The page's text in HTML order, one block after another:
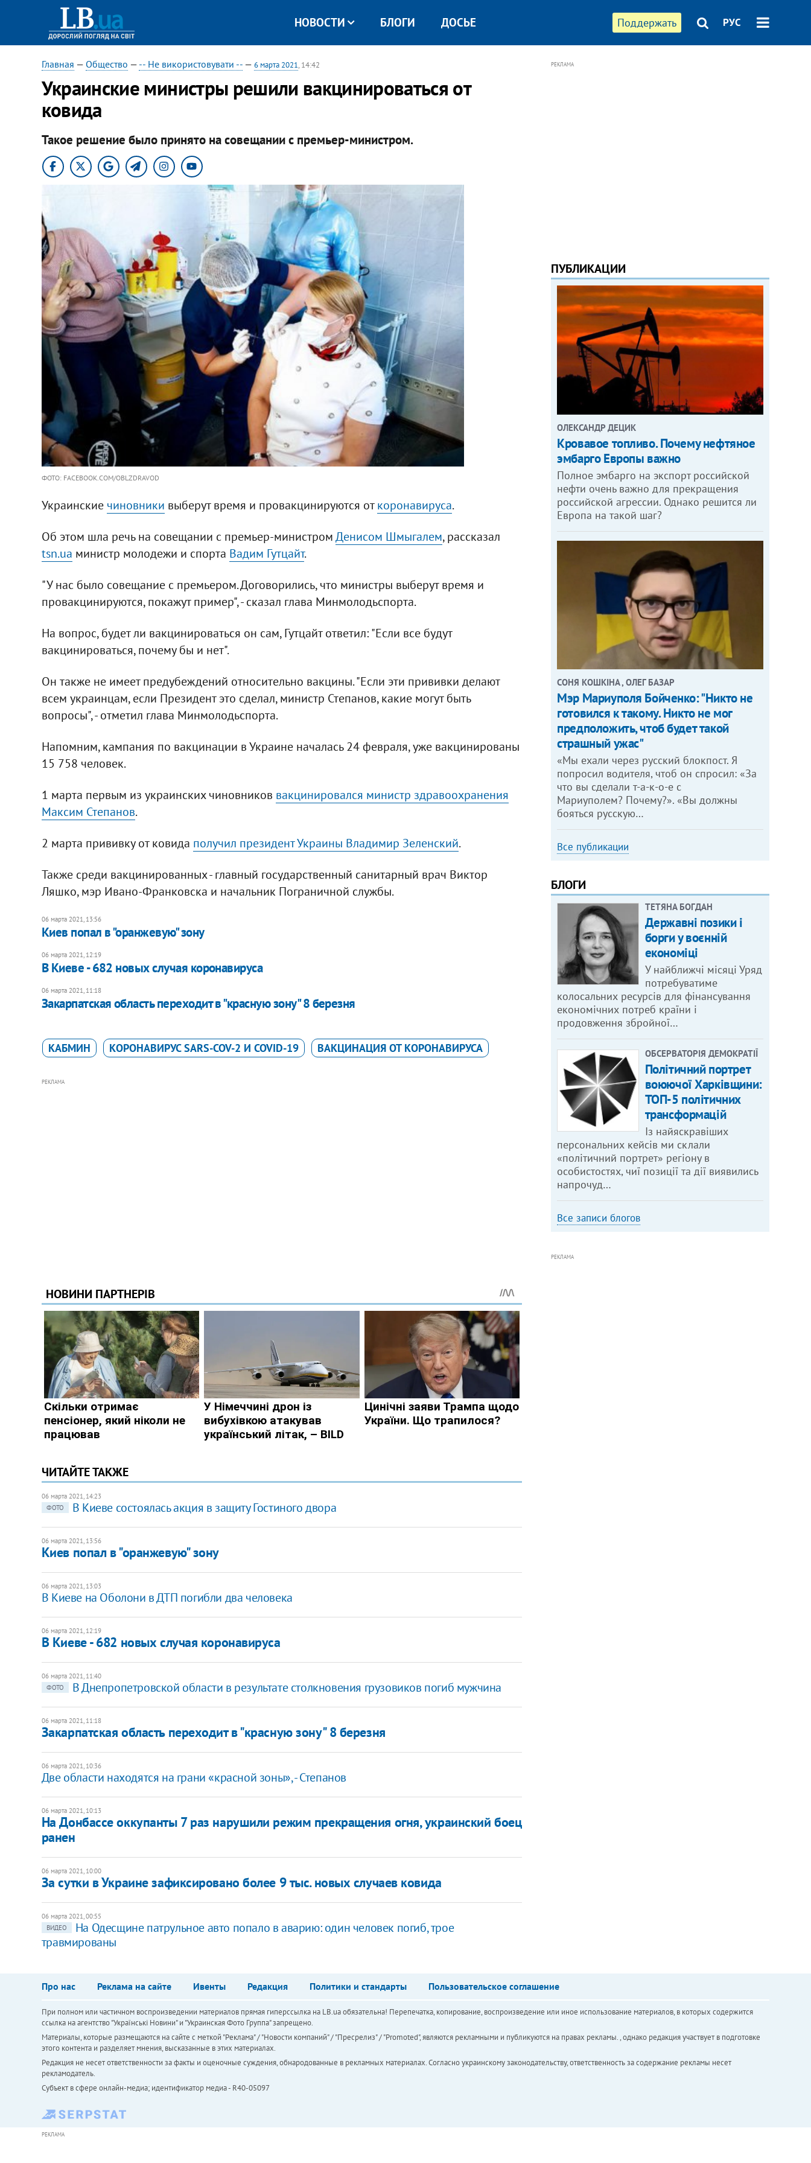
Поддержать РУС
НОВОСТИ БЛОГИ ДОСЬЕ
Главная — Общество — -- Не використовувати --— 6 марта 2021, 14:42
Украинские министры решили вакцинироваться от
ковида
Такое решение было принято на совещании с премьер-министром.
ФОТО: FACEBOOK.COM/OBLZDRAVOD
Украинские чиновники выберут время и провакцинируются откоронавируса.
Об этом шла речь на совещании с премьер-министромДенисом Шмыгалем, рассказал
tsn.ua министр молодежи и спорта Вадим Гутцайт.
"У нас было совещание с премьером. Договорились, что министры выберут время и
провакцинируются, покажут пример", - сказал глава Минмолодьспорта.
На вопрос, будет ли вакцинироваться он сам, Гутцайт ответил: "Если все будут
вакцинироваться, почему бы и нет".
Он также не имеет предубеждений относительно вакцины. "Если эти прививки делают
всем украинцам, если Президент это сделал, министр Степанов, какие могут быть
вопросы", - отметил глава Минмолодьспорта.
Напомним, кампания по вакцинации в Украине началась 24 февраля, уже вакцинированы
15 758 человек.
1 марта первым из украинских чиновников вакцинировался министр здравоохранения
Максим Степанов.
2 марта прививку от ковида получил президент Украины Владимир Зеленский.
Также среди вакцинированных - главный государственный санитарный врач Виктор
Ляшко, мэр Ивано-Франковска и начальник Пограничной службы.
06 марта 2021, 13:56
Киев попал в "оранжевую" зону
06 марта 2021, 12:19
В Киеве - 682 новых случая коронавируса
06 марта 2021, 11:18
Закарпатская область переходит в "красную зону" 8 березня
КАБМИН КОРОНАВИРУС SARS-COV-2 И COVID-19 ВАКЦИНАЦИЯ ОТ КОРОНАВИРУСА
РЕКЛАМА
ЧИТАЙТЕ ТАКЖЕ
06 марта 2021, 14:23
ФОТО
В Киеве состоялась акция в защиту Гостиного двора
06 марта 2021, 13:56
Киев попал в "оранжевую" зону
06 марта 2021, 13:03
В Киеве на Оболони в ДТП погибли два человека
06 марта 2021, 12:19
В Киеве - 682 новых случая коронавируса
06 марта 2021, 11:40
ФОТО
В Днепропетровской области в результате столкновения грузовиков погиб мужчина
06 марта 2021, 11:18
Закарпатская область переходит в "красную зону" 8 березня
06 марта 2021, 10:36
Две области находятся на грани «красной зоны», - Степанов
06 марта 2021, 10:13
На Донбассе оккупанты 7 раз нарушили режим прекращения огня, украинский боец
ранен
06 марта 2021, 10:00
За сутки в Украине зафиксировано более 9 тыс. новых случаев ковида
06 марта 2021, 00:55
ВИДЕО
На Одесщине патрульное авто попало в аварию: один человек погиб, трое
травмированы
РЕКЛАМА
ПУБЛИКАЦИИ
ОЛЕКСАНДР ДЕЦИК
Кровавое топливо. Почему нефтяное
эмбарго Европы важно
Полное эмбарго на экспорт российской
нефти очень важно для прекращения
российской агрессии. Однако решится ли
Европа на такой шаг?
СОНЯ КОШКІНА , ОЛЕГ БАЗАР
Мэр Мариуполя Бойченко: "Никто не
готовился к такому. Никто не мог
предположить, чтоб будет такой
страшный ужас"
«Мы ехали через русский блокпост. Я
попросил водителя, чтоб он спросил: «За
что вы сделали т-а-к-о-е с
Мариуполем? Почему?». «Вы должны
бояться русскую…
Все публикации
БЛОГИ
ТЕТЯНА БОГДАН
Державні позики і
борги у воєнній
економіці
У найближчі місяці Уряд
потребуватиме
колосальних ресурсів для фінансування
економічних потреб країни і
продовження збройної…
ОБСЕРВАТОРІЯ ДЕМОКРАТІЇ
Політичний портрет
воюючої Харківщини:
ТОП-5 політичних
трансформацій
Із найяскравіших
персональних кейсів ми склали
«політичний портрет» регіону в
особистостях, чиї позиції та дії виявились
напрочуд…
Все записи блогов
РЕКЛАМА
Про нас Реклама на сайте Ивенты Редакция Политики и стандарты Пользовательское соглашение
При полном или частичном воспроизведении материалов прямая гиперссылка на LB.ua обязательна! Перепечатка, копирование, воспроизведение или иное использование материалов, в которых содержится
ссылка на агентство "Українськi Новини" и "Украинская Фото Группа" запрещено.
Материалы, которые размещаются на сайте с меткой "Реклама" / "Новости компаний" / "Пресрелиз" / "Promoted", являются рекламными и публикуются на правах рекламы. , однако редакция участвует в подготовке
этого контента и разделяет мнения, высказанные в этих материалах.
Редакция не несет ответственности за факты и оценочные суждения, обнародованные в рекламных материалах. Согласно украинскому законодательству, ответственность за содержание рекламы несет
рекламодатель.
Субъект в сфере онлайн-медиа; идентификатор медиа - R40-05097
РЕКЛАМА